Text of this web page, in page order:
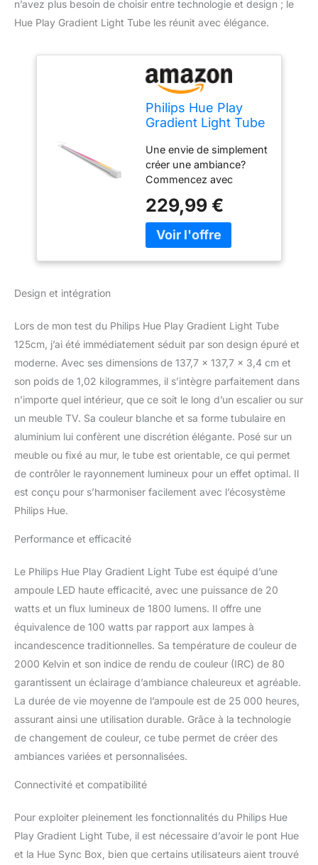
n’avez plus besoin de choisir entre technologie et design ; le
Hue Play Gradient Light Tube les réunit avec élégance.
Philips Hue Play
Gradient Light Tube
synchronisation de
la lumière avec
l'écran (nécessite
Hue Sync Box - non
fourni), fonctionne
avec Alexa, Google
Assistant et Apple
Une envie de simplement
créer une ambiance?
Commencez avec
Philips Hue Bluetooth et
personnalisez votre
ambiance grâce aux 16
Hue (vendu séparément)
et bénéficiez d'une
expérience d'éclairage
Ajoutez le pont Hue (non
fourni) et étendez votre
écosystème en
connectant jusqu'à 50
bénéficiant de
fonctionnalités
supplémentaires (gestion
Philips Hue: ce luminaire
Bluetooth, peut se
connecter avec votre
pont Hue et être intégrée
simplement à votre
existant, Contrôlez votre
luminaire depuis un
accessoire Hue, votre
mobile ou via votre
assistant vocal ( Alexa,
Google Assistant, etc)
Ce produit est un produit
contenants sont
être démontés afin de
vérifier séparément la ou
les sources lumineuses
229,99 €
Design et intégration
Lors de mon test du Philips Hue Play Gradient Light Tube
125cm, j’ai été immédiatement séduit par son design épuré et
moderne. Avec ses dimensions de 137,7 x 137,7 x 3,4 cm et
son poids de 1,02 kilogrammes, il s’intègre parfaitement dans
n’importe quel intérieur, que ce soit le long d’un escalier ou sur
un meuble TV. Sa couleur blanche et sa forme tubulaire en
aluminium lui confèrent une discrétion élégante. Posé sur un
meuble ou fixé au mur, le tube est orientable, ce qui permet
de contrôler le rayonnement lumineux pour un effet optimal. Il
est conçu pour s’harmoniser facilement avec l’écosystème
Philips Hue.
Performance et efficacité
Le Philips Hue Play Gradient Light Tube est équipé d’une
ampoule LED haute efficacité, avec une puissance de 20
watts et un flux lumineux de 1800 lumens. Il offre une
équivalence de 100 watts par rapport aux lampes à
incandescence traditionnelles. Sa température de couleur de
2000 Kelvin et son indice de rendu de couleur (IRC) de 80
garantissent un éclairage d’ambiance chaleureux et agréable.
La durée de vie moyenne de l’ampoule est de 25 000 heures,
assurant ainsi une utilisation durable. Grâce à la technologie
de changement de couleur, ce tube permet de créer des
ambiances variées et personnalisées.
Connectivité et compatibilité
Pour exploiter pleinement les fonctionnalités du Philips Hue
Play Gradient Light Tube, il est nécessaire d’avoir le pont Hue
et la Hue Sync Box, bien que certains utilisateurs aient trouvé